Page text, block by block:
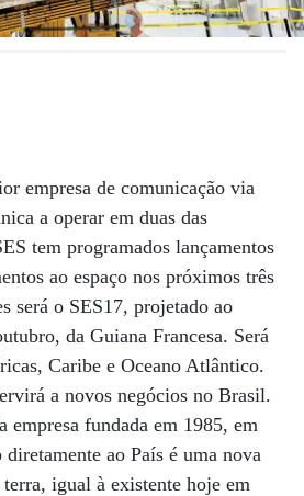
empresa de comunicação via
a operar em duas das
tem programados lançamentos
ao espaço nos próximos três
será o SES17, projetado ao
da Guiana Francesa. Será
Caribe e Oceano Atlântico.
a novos negócios no Brasil.
empresa fundada em 1985, em
ao País é uma nova
terra, igual à existente hoje em